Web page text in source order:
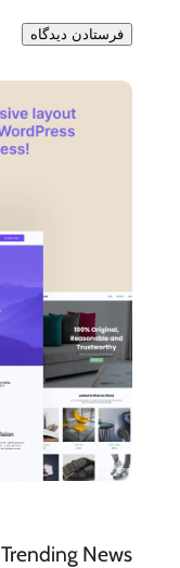
Trending News